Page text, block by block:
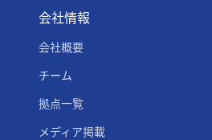
会社情報
会社概要
チーム
拠点一覧
メディア掲載